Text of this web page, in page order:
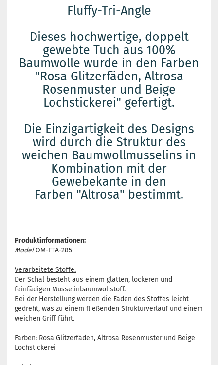
Fluffy-Tri-Angle
Dieses hochwertige, doppelt
gewebte Tuch aus 100%
Baumwolle wurde in den Farben
"Rosa Glitzerfäden, Altrosa
Rosenmuster und Beige
Lochstickerei" gefertigt.
Die Einzigartigkeit des Designs
wird durch die Struktur des
weichen Baumwollmusselins in
Kombination mit der
Gewebekante in den
Farben "Altrosa" bestimmt.
Produktinformationen:
ModelOM-FTA-285
Verarbeitete Stoffe:
Der Schal besteht aus einem glatten, lockeren und
feinfädigen Musselinbaumwollstoff.
Bei der Herstellung werden die Fäden des Stoffes leicht
gedreht, was zu einem fließenden Strukturverlauf und einem
weichen Griff führt.
Farben: Rosa Glitzerfäden, Altrosa Rosenmuster und Beige
Lochstickerei